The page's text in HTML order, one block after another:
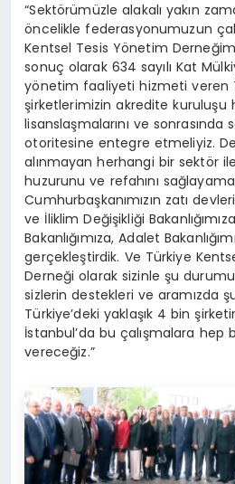
“Sektörümüzle alakalı yakın
öncelikle federasyonumuzun
Kentsel Tesis Yönetim
sonuç olarak 634 sayılı Kat
yönetim faaliyeti hizmeti veren
şirketlerimizin akredite kuruluşu
lisanslaşmalarını ve
otoritesine entegre etmeliyiz.
alınmayan herhangi bir sektör
huzurunu ve refahını
Cumhurbaşkanımızın zatı
ve İliklim Değişikliği
Bakanlığımıza, Adalet
gerçekleştirdik. Ve Türkiye
Derneği olarak sizinle şu
sizlerin destekleri ve aramızda
Türkiye’deki yaklaşık 4 bin
İstanbul’da bu çalışmalara hep
vereceğiz.”